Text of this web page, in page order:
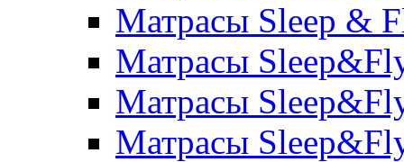
Матрасы Sleep &
Матрасы
Матрасы
Матрасы